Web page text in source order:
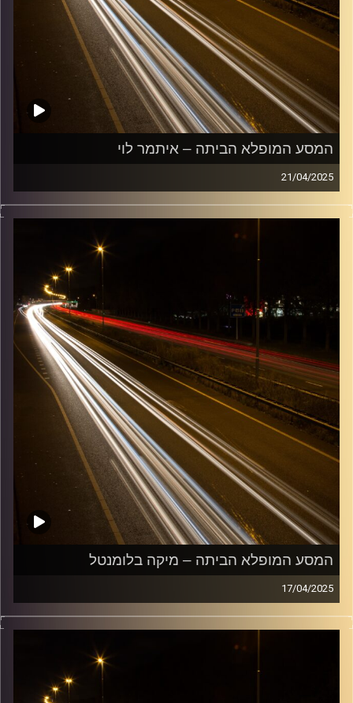
המסע המופלא הביתה – איתמר לוי
21/04/2025
מוזיקה שתלווה אותנו אחרי יום עבודה ארוך ותחזיר אותנו
הביתה בשלום עם איתמר לוי
קרדיט תמונות:
המסע המופלא הביתה – מיקה בלומנטל
17/04/2025
מוזיקה שתלווה אותנו אחרי יום עבודה ארוך ותחזיר אותנו
הביתה בשלום עם מיקה בלומנטל
קרדיט תמונות: